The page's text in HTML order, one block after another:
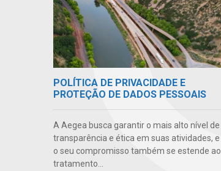
POLÍTICA DE PRIVACIDADE E
PROTEÇÃO DE DADOS PESSOAIS
A Aegea busca garantir o mais alto nível de
transparência e ética em suas atividades, e
o seu compromisso também se estende ao
tratamento...